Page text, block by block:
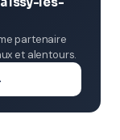
partenaire
et alentours.